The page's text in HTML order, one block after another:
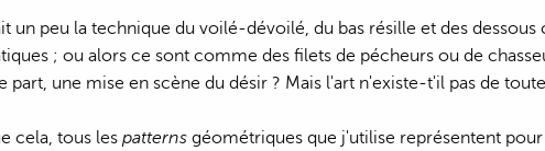
un peu la technique du voilé-dévoilé, du bas résille et des
; ou alors ce sont comme des filets de pécheurs ou de
part, une mise en scène du désir ? Mais l'art n'existe-t'il pas de
cela, tous les patterns géométriques que j'utilise représentent